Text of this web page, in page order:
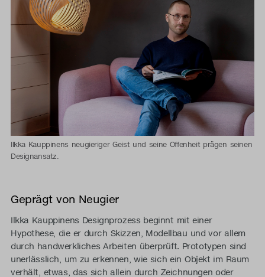
Ilkka Kauppinens neugieriger Geist und seine Offenheit prägen seinen
Designansatz.
Geprägt von Neugier
Ilkka Kauppinens Designprozess beginnt mit einer
Hypothese, die er durch Skizzen, Modellbau und vor allem
durch handwerkliches Arbeiten überprüft. Prototypen sind
unerlässlich, um zu erkennen, wie sich ein Objekt im Raum
verhält, etwas, das sich allein durch Zeichnungen oder